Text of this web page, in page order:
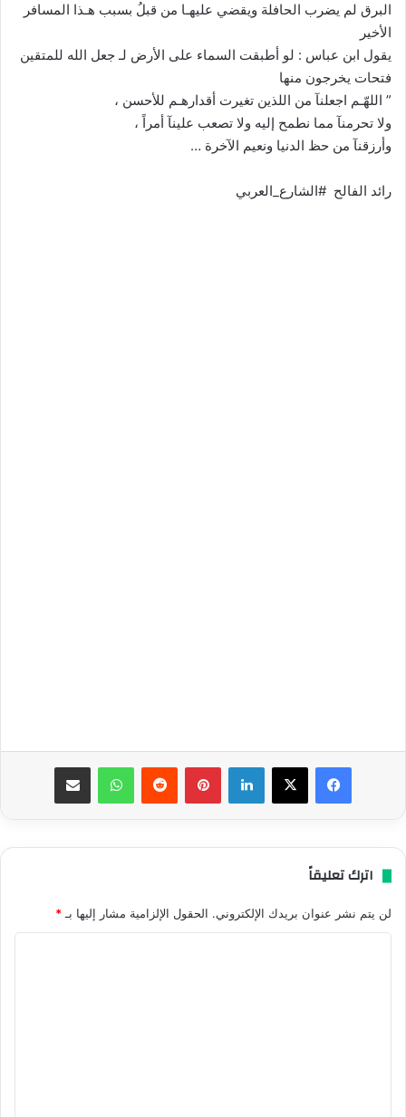
البرق لم يضرب الحافلة ويقضي عليهـا من قبلُ بسبب هـذا المسافر
الأخير
يقول ابن عباس : لو أطبقت السماء على الأرض لـ جعل الله للمتقين
فتحات يخرجون منها
” اللهّـم اجعلنآ من اللذين تغيرت أقدارهـم للأحسن ،
ولا تحرمنآ مما نطمح إليه ولا تصعب علينآ أمراً ،
وأرزقنآ من حظ الدنيا ونعيم الآخرة …
رائد الفالح #الشارع_العربي
فيسبوك ‫X لينكدإن بينتيريست واتساب مشاركة عبر البريد
اترك تعليقاً
لن يتم نشر عنوان بريدك الإلكتروني. الحقول الإلزامية مشار إليها بـ*